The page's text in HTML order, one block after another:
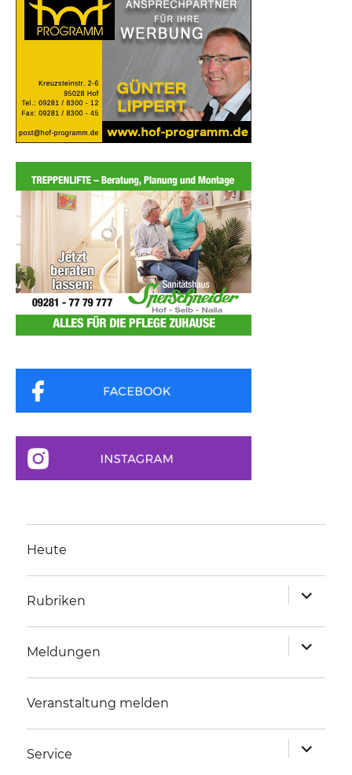
Heute
Rubriken
anzeigen
Meldungen
anzeigen
Veranstaltung melden
Service
anzeigen